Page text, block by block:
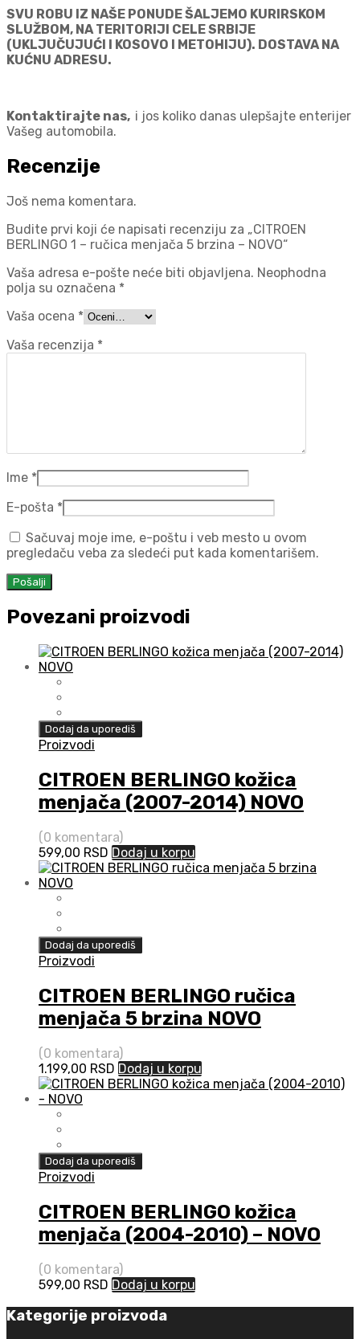
SVU ROBU IZ NAŠE PONUDE ŠALJEMO KURIRSKOM
SLUŽBOM, NA TERITORIJI CELE SRBIJE
(UKLJUČUJUĆI I KOSOVO I METOHIJU). DOSTAVA NA
KUĆNU ADRESU.
Kontaktirajte nas, i jos koliko danas ulepšajte enterijer
Vašeg automobila.
Recenzije
Još nema komentara.
Budite prvi koji će napisati recenziju za „CITROEN
BERLINGO 1 – ručica menjača 5 brzina – NOVO“
Vaša adresa e-pošte neće biti objavljena. Neophodna
polja su označena *
Vaša ocena *
Vaša recenzija *
Ime *
E-pošta *
Sačuvaj moje ime, e-poštu i veb mesto u ovom
pregledaču veba za sledeći put kada komentarišem.
Povezani proizvodi
Dodaj da uporediš
Proizvodi
CITROEN BERLINGO kožica
menjača (2007-2014) NOVO
(0 komentara)
599,00 RSD Dodaj u korpu
Dodaj da uporediš
Proizvodi
CITROEN BERLINGO ručica
menjača 5 brzina NOVO
(0 komentara)
1.199,00 RSD Dodaj u korpu
Dodaj da uporediš
Proizvodi
CITROEN BERLINGO kožica
menjača (2004-2010) – NOVO
(0 komentara)
599,00 RSD Dodaj u korpu
Kategorije proizvoda